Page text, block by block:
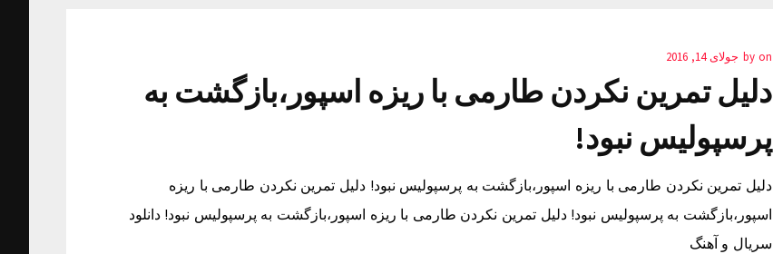
by on جولای 14, 2016
دلیل تمرین نکردن طارمی با ریزه اسپور،بازگشت به
پرسپولیس نبود!
دلیل تمرین نکردن طارمی با ریزه اسپور،بازگشت به پرسپولیس نبود! دلیل تمرین نکردن طارمی با ریزه
اسپور،بازگشت به پرسپولیس نبود! دلیل تمرین نکردن طارمی با ریزه اسپور،بازگشت به پرسپولیس نبود! دانلود
سریال و آهنگ